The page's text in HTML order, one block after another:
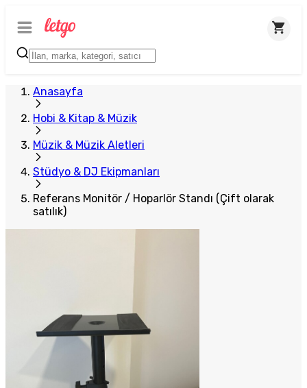
Anasayfa
Hobi & Kitap & Müzik
Müzik & Müzik Aletleri
Stüdyo & DJ Ekipmanları
Referans Monitör / Hoparlör Standı (Çift olarak
satılık)